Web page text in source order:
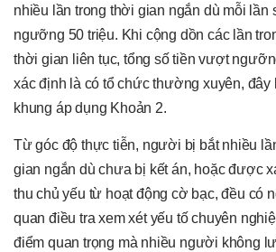
nhiều lần trong thời gian ngắn dù mỗi lần
ngưỡng 50 triệu. Khi cộng dồn các lần
thời gian liên tục, tổng số tiền vượt
xác định là có tổ chức thường xuyên, đây
khung áp dụng Khoản 2.
Từ góc độ thực tiễn, người bị bắt nhiều
gian ngắn dù chưa bị kết án, hoặc được
thu chủ yếu từ hoạt động cờ bạc, đều có
quan điều tra xem xét yếu tố chuyên
điểm quan trọng mà nhiều người không